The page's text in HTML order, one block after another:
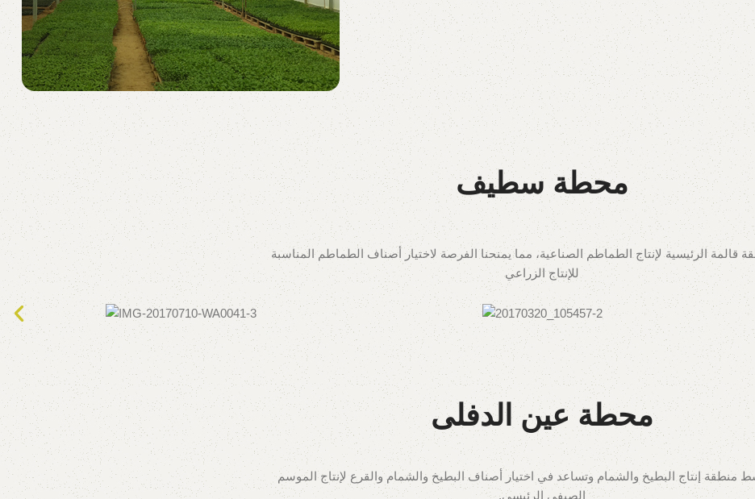
محطة سطيف
قالمة الرئيسية لإنتاج الطماطم الصناعية، مما يمنحنا الفرصة لاختيار أصناف الطماطم المناسبة
للإنتاج الزراعي
محطة عين الدفلى
منطقة إنتاج البطيخ والشمام وتساعد في اختيار أصناف البطيخ والشمام والقرع لإنتاج الموسم
الصيفي الرئيسي.